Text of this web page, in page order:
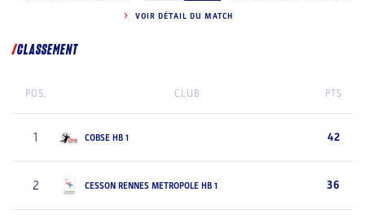
VOIR DÉTAIL DU MATCH
CLASSEMENT
POS. CLUB PTS
1 COBSE HB 1 42
2 CESSON RENNES METROPOLE HB 1 36